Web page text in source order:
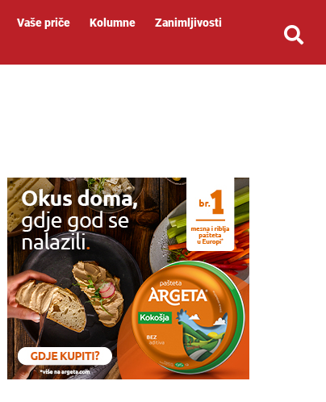
Vaše priče Kolumne
Zanimljivosti